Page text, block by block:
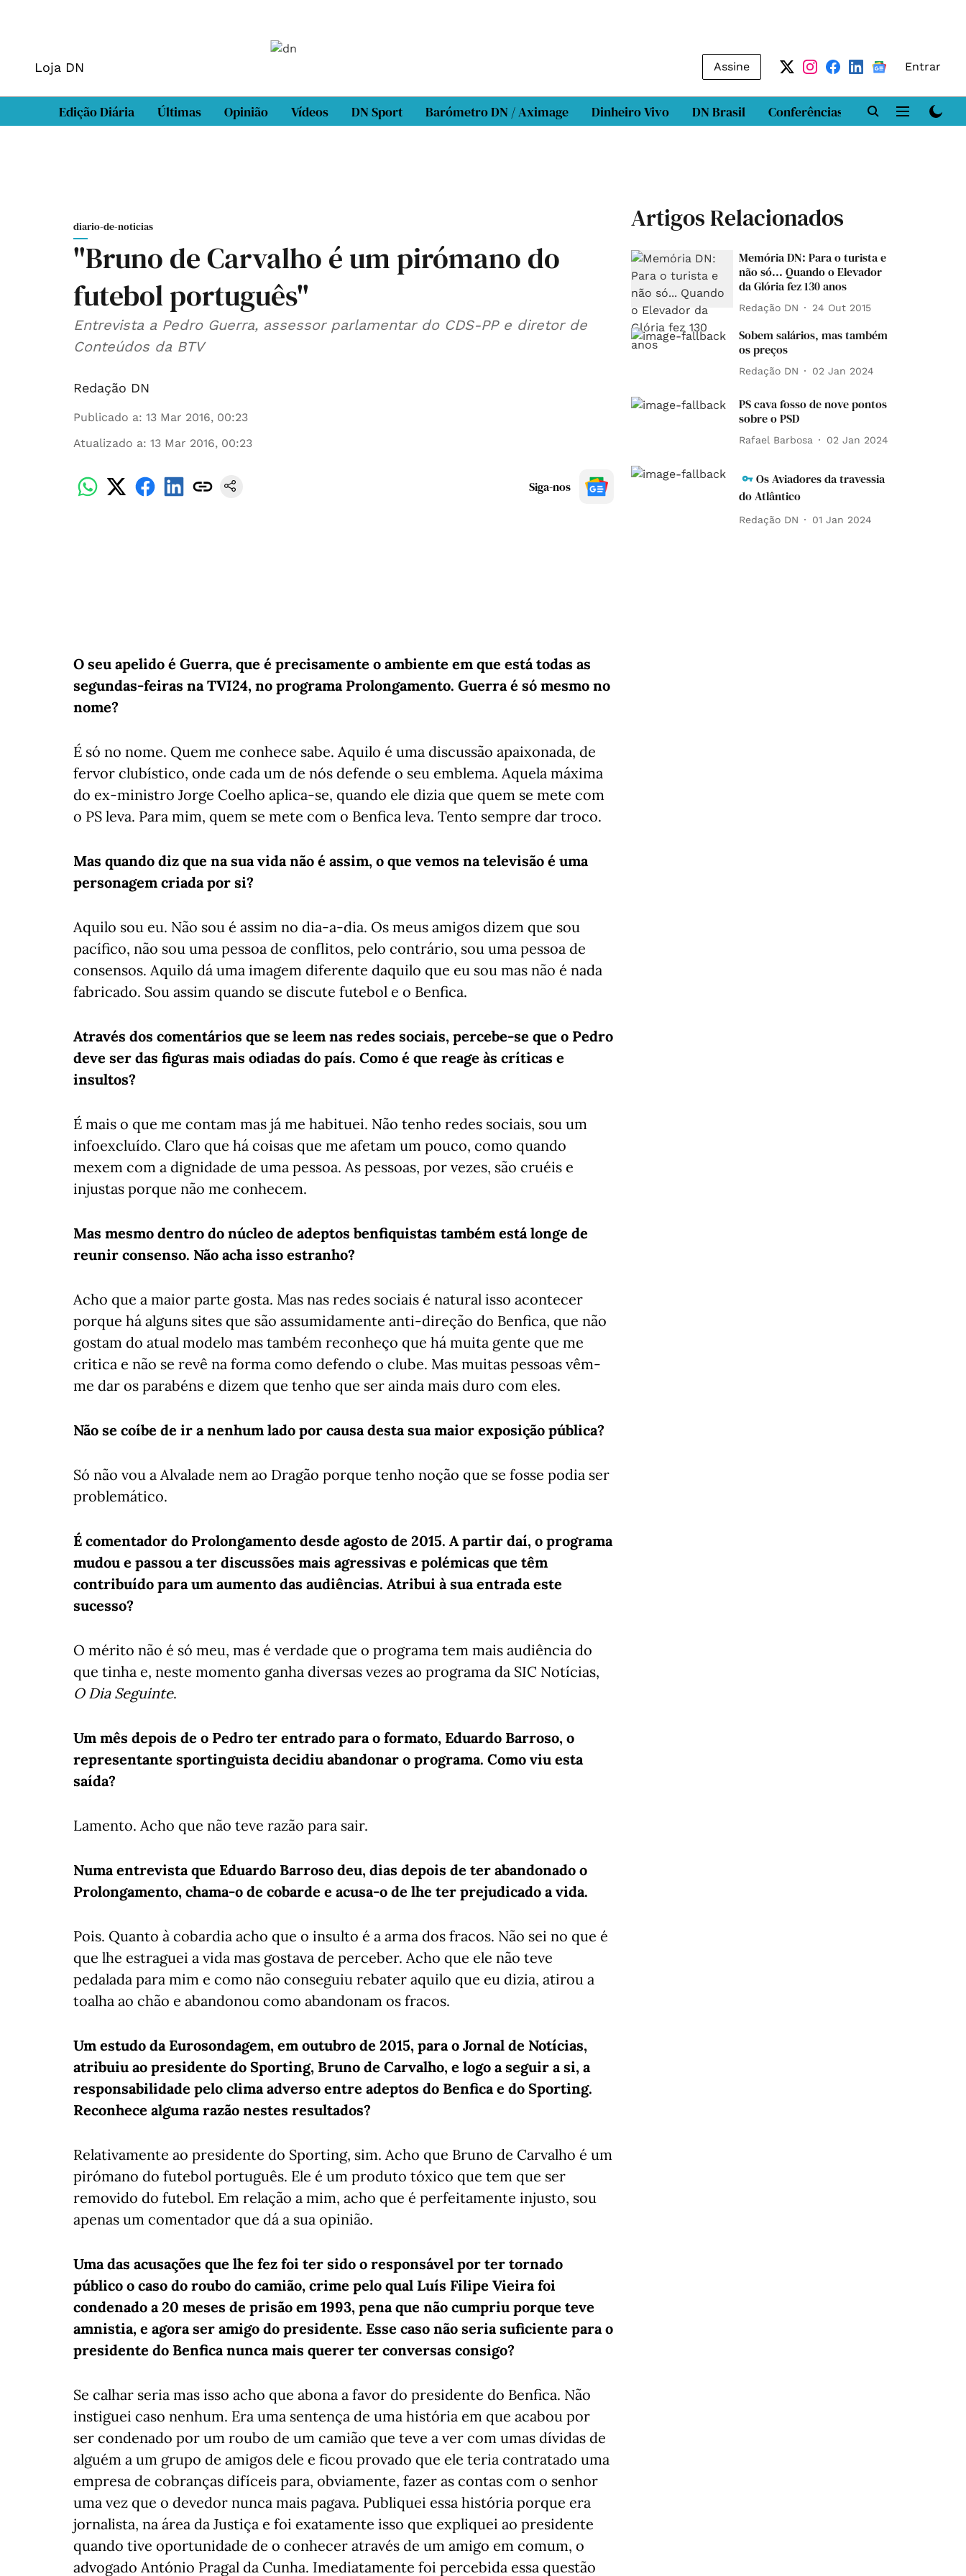
Loja DN Assine Entrar
Edição Diária Últimas Opinião Vídeos DN Sport Barómetro DN / Aximage Dinheiro Vivo DN Brasil Conferências DN LAB
diario-de-noticias
"Bruno de Carvalho é um pirómano do
futebol português"
Entrevista a Pedro Guerra, assessor parlamentar do CDS-PP e diretor de
Conteúdos da BTV
Redação DN
Publicado a: 13 Mar 2016, 00:23
Atualizado a: 13 Mar 2016, 00:23
Siga-nos
O seu apelido é Guerra, que é precisamente o ambiente em que está todas as
segundas-feiras na TVI24, no programa Prolongamento. Guerra é só mesmo no
nome?
É só no nome. Quem me conhece sabe. Aquilo é uma discussão apaixonada, de
fervor clubístico, onde cada um de nós defende o seu emblema. Aquela máxima
do ex-ministro Jorge Coelho aplica-se, quando ele dizia que quem se mete com
o PS leva. Para mim, quem se mete com o Benfica leva. Tento sempre dar troco.
Mas quando diz que na sua vida não é assim, o que vemos na televisão é uma
personagem criada por si?
Aquilo sou eu. Não sou é assim no dia-a-dia. Os meus amigos dizem que sou
pacífico, não sou uma pessoa de conflitos, pelo contrário, sou uma pessoa de
consensos. Aquilo dá uma imagem diferente daquilo que eu sou mas não é nada
fabricado. Sou assim quando se discute futebol e o Benfica.
Através dos comentários que se leem nas redes sociais, percebe-se que o Pedro
deve ser das figuras mais odiadas do país. Como é que reage às críticas e
insultos?
É mais o que me contam mas já me habituei. Não tenho redes sociais, sou um
infoexcluído. Claro que há coisas que me afetam um pouco, como quando
mexem com a dignidade de uma pessoa. As pessoas, por vezes, são cruéis e
injustas porque não me conhecem.
Mas mesmo dentro do núcleo de adeptos benfiquistas também está longe de
reunir consenso. Não acha isso estranho?
Acho que a maior parte gosta. Mas nas redes sociais é natural isso acontecer
porque há alguns sites que são assumidamente anti-direção do Benfica, que não
gostam do atual modelo mas também reconheço que há muita gente que me
critica e não se revê na forma como defendo o clube. Mas muitas pessoas vêm-
me dar os parabéns e dizem que tenho que ser ainda mais duro com eles.
Não se coíbe de ir a nenhum lado por causa desta sua maior exposição pública?
Só não vou a Alvalade nem ao Dragão porque tenho noção que se fosse podia ser
problemático.
É comentador do Prolongamento desde agosto de 2015. A partir daí, o programa
mudou e passou a ter discussões mais agressivas e polémicas que têm
contribuído para um aumento das audiências. Atribui à sua entrada este
sucesso?
O mérito não é só meu, mas é verdade que o programa tem mais audiência do
que tinha e, neste momento ganha diversas vezes ao programa da SIC Notícias,
O Dia Seguinte.
Um mês depois de o Pedro ter entrado para o formato, Eduardo Barroso, o
representante sportinguista decidiu abandonar o programa. Como viu esta
saída?
Lamento. Acho que não teve razão para sair.
Numa entrevista que Eduardo Barroso deu, dias depois de ter abandonado o
Prolongamento, chama-o de cobarde e acusa-o de lhe ter prejudicado a vida.
Pois. Quanto à cobardia acho que o insulto é a arma dos fracos. Não sei no que é
que lhe estraguei a vida mas gostava de perceber. Acho que ele não teve
pedalada para mim e como não conseguiu rebater aquilo que eu dizia, atirou a
toalha ao chão e abandonou como abandonam os fracos.
Um estudo da Eurosondagem, em outubro de 2015, para o Jornal de Notícias,
atribuiu ao presidente do Sporting, Bruno de Carvalho, e logo a seguir a si, a
responsabilidade pelo clima adverso entre adeptos do Benfica e do Sporting.
Reconhece alguma razão nestes resultados?
Relativamente ao presidente do Sporting, sim. Acho que Bruno de Carvalho é um
pirómano do futebol português. Ele é um produto tóxico que tem que ser
removido do futebol. Em relação a mim, acho que é perfeitamente injusto, sou
apenas um comentador que dá a sua opinião.
Uma das acusações que lhe fez foi ter sido o responsável por ter tornado
público o caso do roubo do camião, crime pelo qual Luís Filipe Vieira foi
condenado a 20 meses de prisão em 1993, pena que não cumpriu porque teve
amnistia, e agora ser amigo do presidente. Esse caso não seria suficiente para o
presidente do Benfica nunca mais querer ter conversas consigo?
Se calhar seria mas isso acho que abona a favor do presidente do Benfica. Não
instiguei caso nenhum. Era uma sentença de uma história em que acabou por
ser condenado por um roubo de um camião que teve a ver com umas dívidas de
alguém a um grupo de amigos dele e ficou provado que ele teria contratado uma
empresa de cobranças difíceis para, obviamente, fazer as contas com o senhor
uma vez que o devedor nunca mais pagava. Publiquei essa história porque era
jornalista, na área da Justiça e foi exatamente isso que expliquei ao presidente
quando tive oportunidade de o conhecer através de um amigo em comum, o
advogado António Pragal da Cunha. Imediatamente foi percebida essa questão
Artigos Relacionados
Memória DN: Para o turista e
não só... Quando o Elevador
da Glória fez 130 anos
Redação DN 24 Out 2015
Sobem salários, mas também
os preços
Redação DN 02 Jan 2024
PS cava fosso de nove pontos
sobre o PSD
Rafael Barbosa 02 Jan 2024
Os Aviadores da travessia
do Atlântico
Redação DN 01 Jan 2024